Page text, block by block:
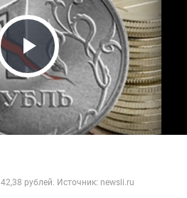
Play Video